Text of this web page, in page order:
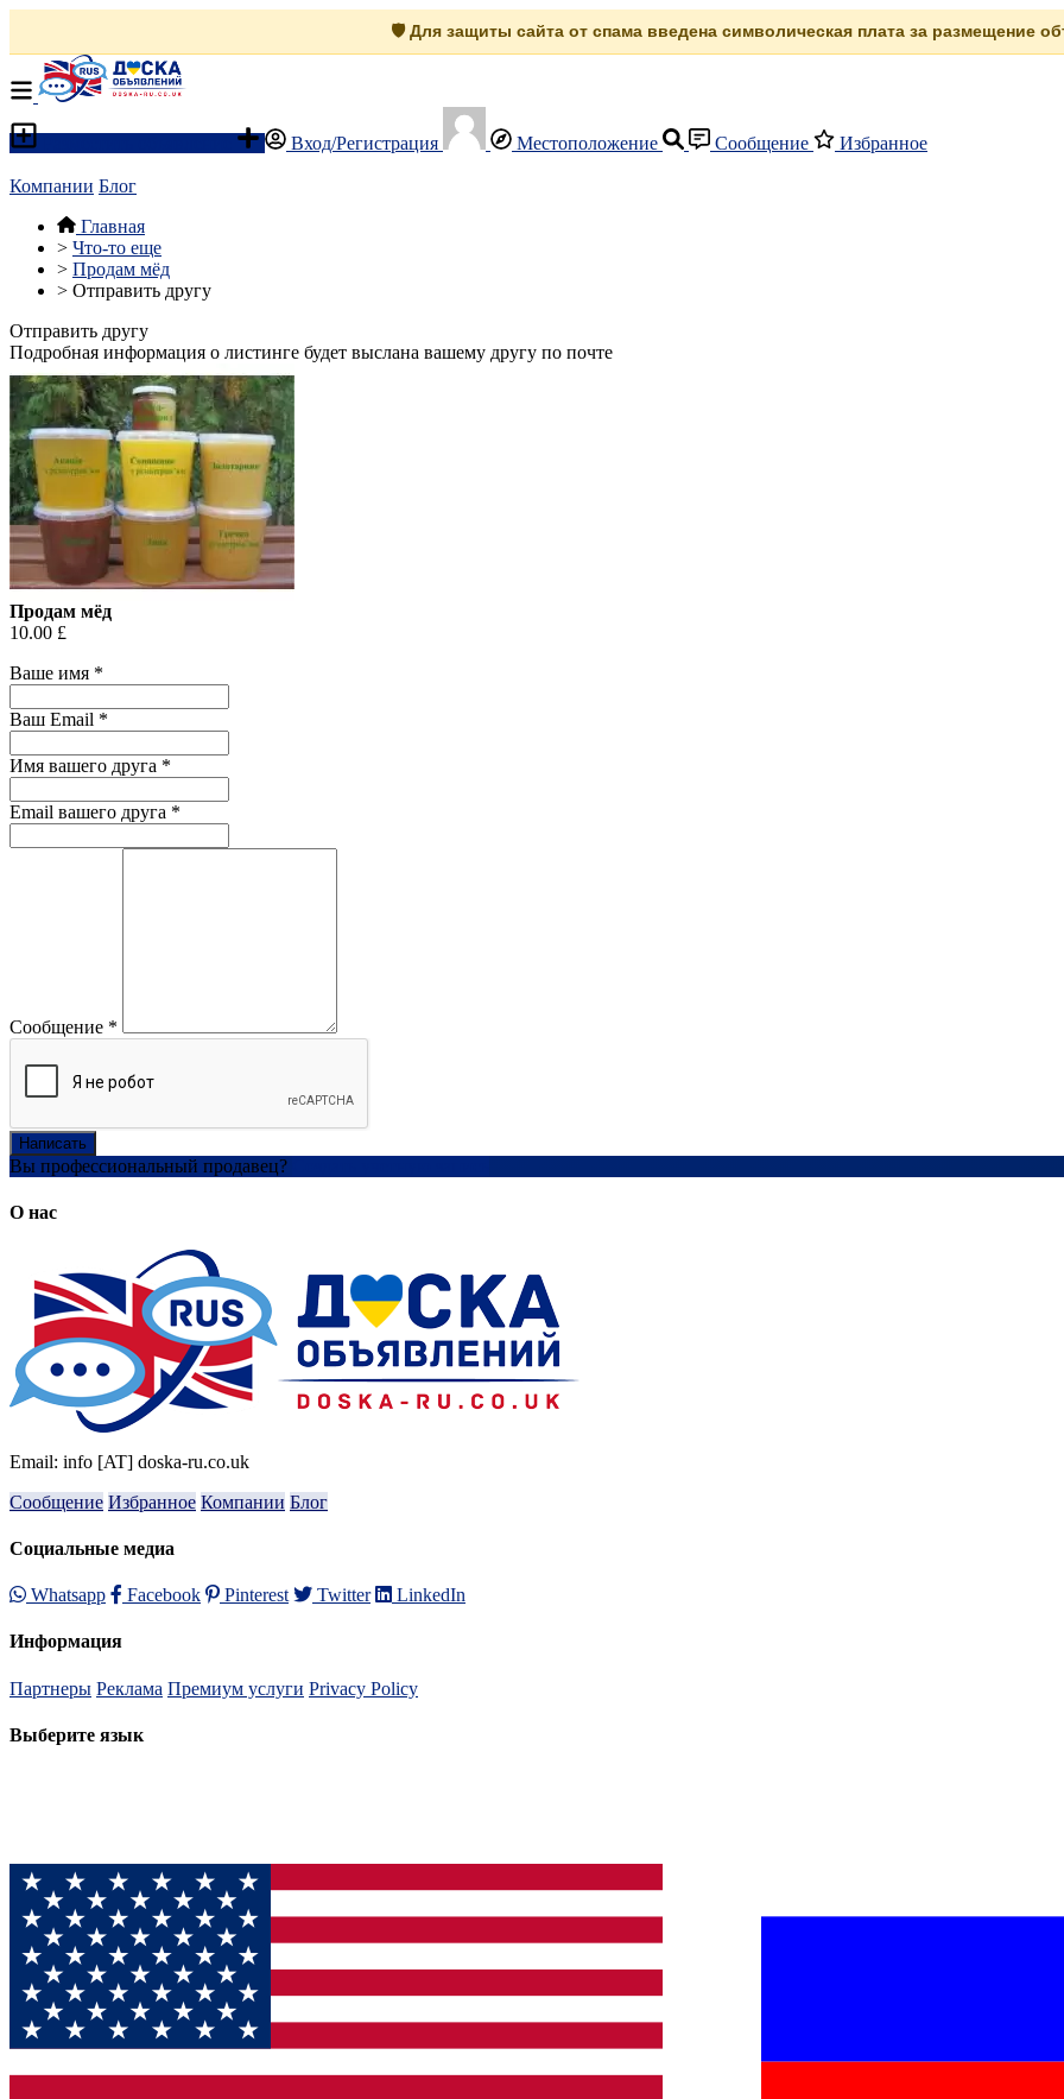
🛡️ Для защиты сайта от спама введена символическая плата за размещение
Вход/Регистрация Местоположение Сообщение Избранное
Компании Блог
Главная
> Что-то еще
> Продам мёд
> Отправить другу
Отправить другу
Подробная информация о листинге будет выслана вашему другу по почте
Продам мёд
10.00 £
Ваше имя *
Ваш Email *
Имя вашего друга *
Email вашего друга *
Сообщение *
Написать
Вы профессиональный продавец?
О нас
Email: info [AT] doska-ru.co.uk
Сообщение Избранное Компании Блог
Социальные медиа
Whatsapp Facebook Pinterest Twitter LinkedIn
Информация
Партнеры Реклама Премиум услуги Privacy Policy
Выберите язык